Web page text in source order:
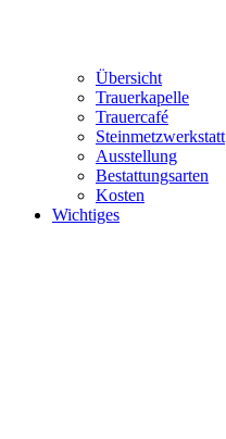
Übersicht
Trauerkapelle
Trauercafé
Steinmetzwerkstatt
Ausstellung
Bestattungsarten
Kosten
Wichtiges